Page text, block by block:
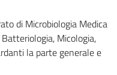
di Microbiologia Medica
Micologia,
la parte generale e